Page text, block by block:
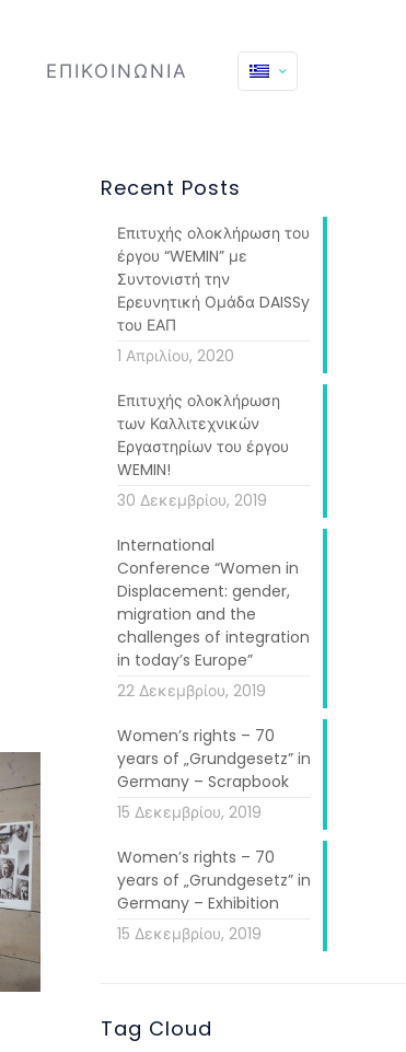
ΕΠΙΚΟΙΝΩΝΊΑ
Recent Posts
Επιτυχής ολοκλήρωση του
έργου “WEMIN” με
Συντονιστή την
Ερευνητική Ομάδα DAISSy
του ΕΑΠ
1 Απριλίου, 2020
Επιτυχής ολοκλήρωση
των Καλλιτεχνικών
Εργαστηρίων του έργου
WEMIN!
30 Δεκεμβρίου, 2019
International
Conference “Women in
Displacement: gender,
migration and the
challenges of integration
in today’s Europe”
22 Δεκεμβρίου, 2019
Women’s rights – 70
years of „Grundgesetz” in
Germany – Scrapbook
15 Δεκεμβρίου, 2019
Women’s rights – 70
years of „Grundgesetz” in
Germany – Exhibition
15 Δεκεμβρίου, 2019
Tag Cloud